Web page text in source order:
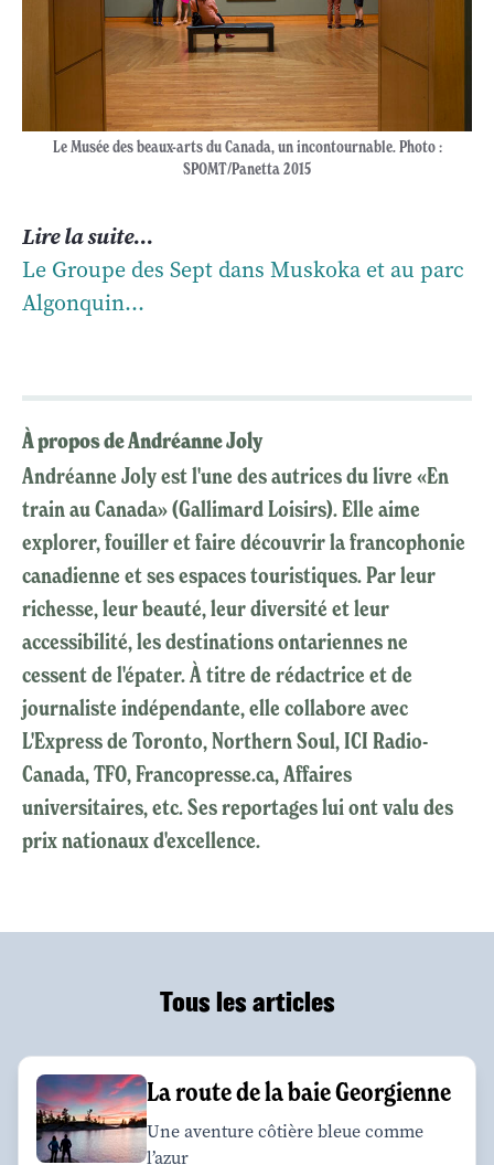
Le Musée des beaux-arts du Canada, un incontournable. Photo :
SPOMT/Panetta 2015
Lire la suite...
Le Groupe des Sept dans Muskoka et au parc
Algonquin…
À propos de Andréanne Joly
Andréanne Joly est l'une des autrices du livre «En
train au Canada» (Gallimard Loisirs). Elle aime
explorer, fouiller et faire découvrir la francophonie
canadienne et ses espaces touristiques. Par leur
richesse, leur beauté, leur diversité et leur
accessibilité, les destinations ontariennes ne
cessent de l'épater. À titre de rédactrice et de
journaliste indépendante, elle collabore avec
L'Express de Toronto, Northern Soul, ICI Radio-
Canada, TFO, Francopresse.ca, Affaires
universitaires, etc. Ses reportages lui ont valu des
prix nationaux d'excellence.
Tous les articles
La route de la baie Georgienne
Une aventure côtière bleue comme
l’azur